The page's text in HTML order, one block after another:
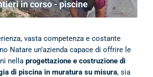
in corso - piscine
fasi di realizzazione
vasta competenza e costante
Natare un’azienda capace di offrire le
nella progettazione e costruzione di
di piscina in muratura su misura, sia